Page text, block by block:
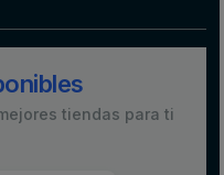
tiendas para ti